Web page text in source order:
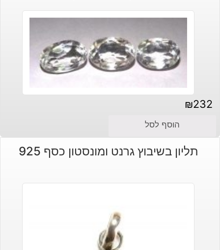
₪232
הוסף לסל
תליון בשיבוץ גרנט ומונסטון כסף 925